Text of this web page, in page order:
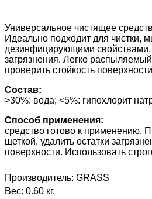
Универсальное чистящее
Идеально подходит для чистки,
дезинфицирующими свойствами,
загрязнения. Легко
проверить стойкость
Состав:
>30%: вода; <5%: гипохлорит
Способ применения:
средство готово к применению.
щеткой, удалить остатки
поверхности. Использовать
Производитель: GRASS
Вес: 0.60 кг.